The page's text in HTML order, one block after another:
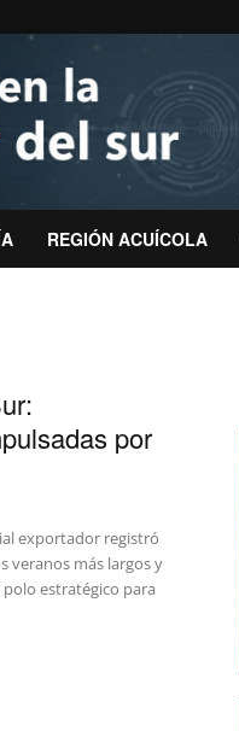
REGIÓN ACUÍCOLA
por
exportador registró
veranos más largos y
estratégico para